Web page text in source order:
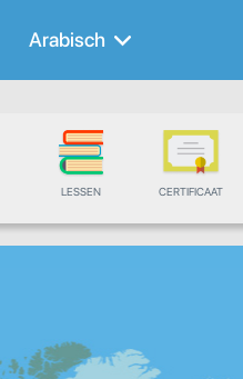
Arabisch
LESSEN CERTIFICAAT